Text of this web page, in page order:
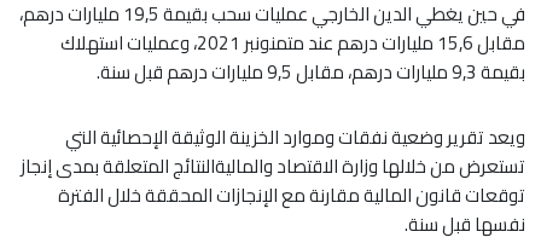
في حين يغطي الدين الخارجي عمليات سحب بقيمة 19,5 مليارات درهم،
مقابل 15,6 مليارات درهم عند متمنونبر 2021، وعمليات استهلاك
بقيمة 9,3 مليارات درهم، مقابل 9,5 مليارات درهم قبل سنة.
ويعد تقرير وضعية نفقات وموارد الخزينة الوثيقة الإحصائية التي
تستعرض من خلالها وزارة الاقتصاد والماليةالنتائج المتعلقة بمدى إنجاز
توقعات قانون المالية مقارنة مع الإنجازات المحققة خلال الفترة
نفسها قبل سنة.